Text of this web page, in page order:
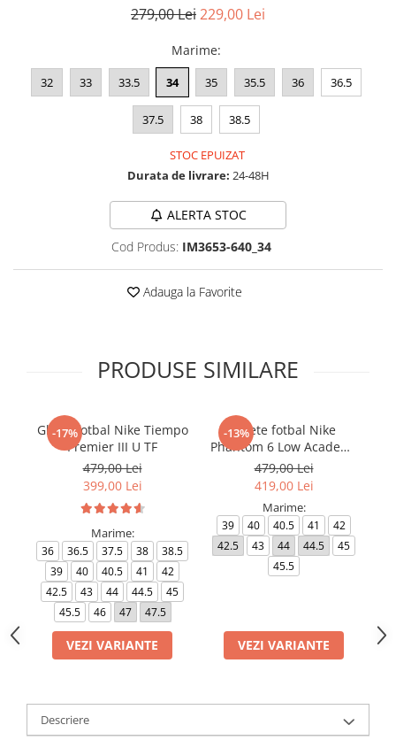
279,00 Lei229,00 Lei
Marime:
32 33 33.5 34 35 35.5 36 36.5
37.5 38 38.5
STOC EPUIZAT
Durata de livrare: 24-48H
ALERTA STOC
Cod Produs: IM3653-640_34
Adauga la Favorite
PRODUSE SIMILARE
-17%
Ghete fotbal Nike Tiempo
Premier III U TF
479,00 Lei
399,00 Lei
Marime:
36 36.5 37.5 38
38.5
39
40 40.5 41
42
42.5
43 44 44.5
45
45.5
46 47 47.5
VEZI VARIANTE
-13%
Ghete fotbal Nike
Phantom 6 Low Academy
TF NU3
479,00 Lei
419,00 Lei
Marime:
39 40 40.5 41
42
42.5
43 44 44.5
45
45.5
VEZI VARIANTE
Descriere